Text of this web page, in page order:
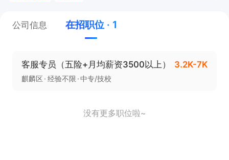
公司信息 在招职位 · 1
客服专员（五险+月均薪资3500以上） 3.2K-7K
麒麟区 经验不限 中专/技校
没有更多职位啦~